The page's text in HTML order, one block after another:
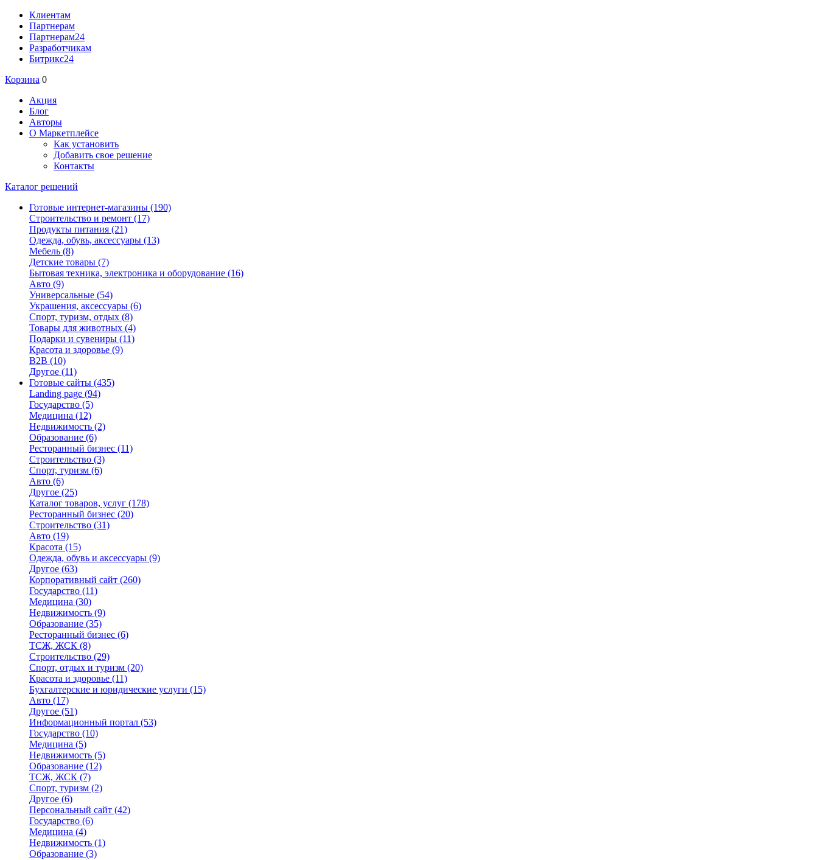
Клиентам
Партнерам
Партнерам24
Разработчикам
Битрикс24
Корзина 0
Акция
Блог
Авторы
О Маркетплейсе
Как установить
Добавить свое решение
Контакты
Каталог решений
Готовые интернет-магазины (190)
Строительство и ремонт (17)
Продукты питания (21)
Одежда, обувь, аксессуары (13)
Мебель (8)
Детские товары (7)
Бытовая техника, электроника и оборудование (16)
Авто (9)
Универсальные (54)
Украшения, аксессуары (6)
Спорт, туризм, отдых (8)
Товары для животных (4)
Подарки и сувениры (11)
Красота и здоровье (9)
B2B (10)
Другое (11)
Готовые сайты (435)
Landing page (94)
Государство (5)
Медицина (12)
Недвижимость (2)
Образование (6)
Ресторанный бизнес (11)
Строительство (3)
Спорт, туризм (6)
Авто (6)
Другое (25)
Каталог товаров, услуг (178)
Ресторанный бизнес (20)
Строительство (31)
Авто (19)
Красота (15)
Одежда, обувь и аксессуары (9)
Другое (63)
Корпоративный сайт (260)
Государство (11)
Медицина (30)
Недвижимость (9)
Образование (35)
Ресторанный бизнес (6)
ТСЖ, ЖСК (8)
Строительство (29)
Спорт, отдых и туризм (20)
Красота и здоровье (11)
Бухгалтерские и юридические услуги (15)
Авто (17)
Другое (51)
Информационный портал (53)
Государство (10)
Медицина (5)
Недвижимость (5)
Образование (12)
ТСЖ, ЖСК (7)
Спорт, туризм (2)
Другое (6)
Персональный сайт (42)
Государство (6)
Медицина (4)
Недвижимость (1)
Образование (3)